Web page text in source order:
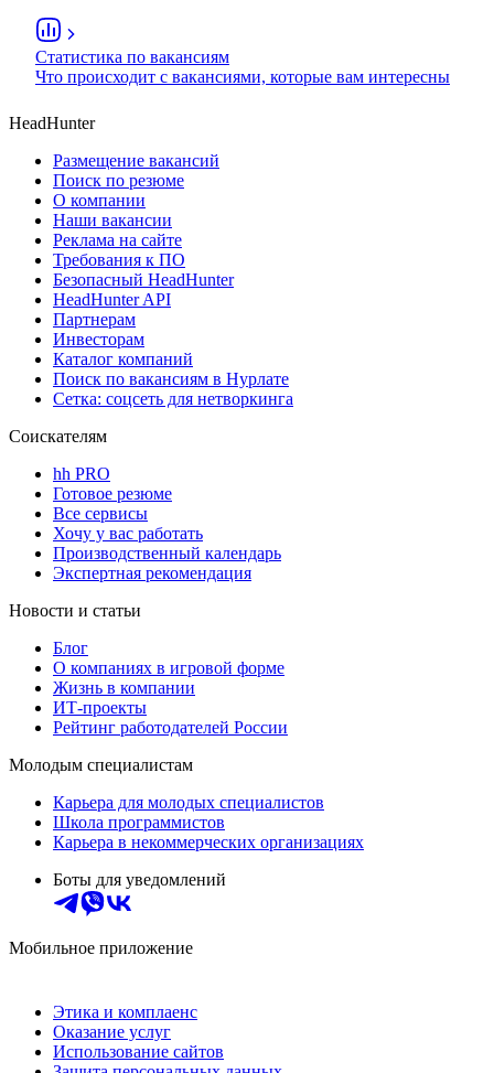
Статистика по вакансиям
Что происходит с вакансиями, которые вам интересны
HeadHunter
Размещение вакансий
Поиск по резюме
О компании
Наши вакансии
Реклама на сайте
Требования к ПО
Безопасный HeadHunter
HeadHunter API
Партнерам
Инвесторам
Каталог компаний
Поиск по вакансиям в Нурлате
Сетка: соцсеть для нетворкинга
Соискателям
hh PRO
Готовое резюме
Все сервисы
Хочу у вас работать
Производственный календарь
Экспертная рекомендация
Новости и статьи
Блог
О компаниях в игровой форме
Жизнь в компании
ИТ-проекты
Рейтинг работодателей России
Молодым специалистам
Карьера для молодых специалистов
Школа программистов
Карьера в некоммерческих организациях
Боты для уведомлений
Мобильное приложение
Этика и комплаенс
Оказание услуг
Использование сайтов